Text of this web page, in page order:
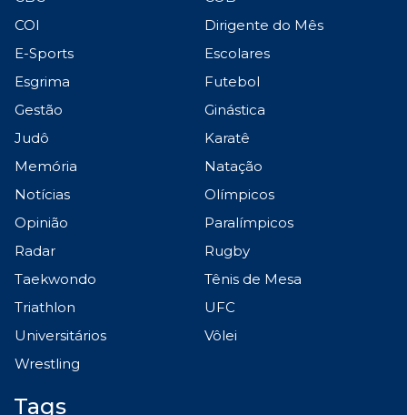
COI
Dirigente do Mês
E-Sports
Escolares
Esgrima
Futebol
Gestão
Ginástica
Judô
Karatê
Memória
Natação
Notícias
Olímpicos
Opinião
Paralímpicos
Radar
Rugby
Taekwondo
Tênis de Mesa
Triathlon
UFC
Universitários
Vôlei
Wrestling
Tags